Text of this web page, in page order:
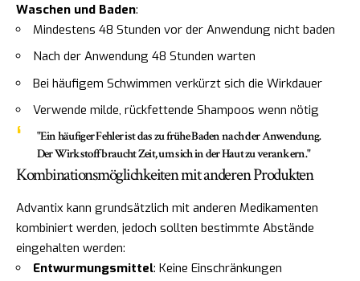
Waschen und Baden:
Mindestens 48 Stunden vor der Anwendung nicht baden
Nach der Anwendung 48 Stunden warten
Bei häufigem Schwimmen verkürzt sich die Wirkdauer
Verwende milde, rückfettende Shampoos wenn nötig
"Ein häufiger Fehler ist das zu frühe Baden nach der Anwendung.
Der Wirkstoff braucht Zeit, um sich in der Haut zu verankern."
Kombinationsmöglichkeiten mit anderen Produkten
Advantix kann grundsätzlich mit anderen Medikamenten
kombiniert werden, jedoch sollten bestimmte Abstände
eingehalten werden:
Entwurmungsmittel: Keine Einschränkungen